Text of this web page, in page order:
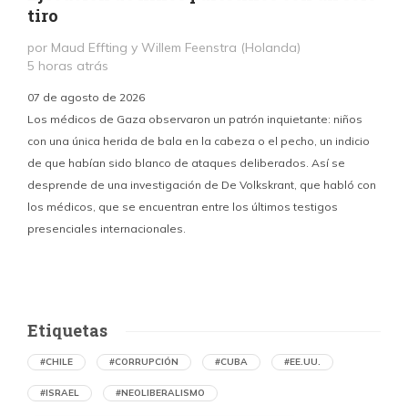
tiro
por Maud Effting y Willem Feenstra (Holanda)
5 horas atrás
07 de agosto de 2026
Los médicos de Gaza observaron un patrón inquietante: niños
con una única herida de bala en la cabeza o el pecho, un indicio
de que habían sido blanco de ataques deliberados. Así se
desprende de una investigación de De Volkskrant, que habló con
los médicos, que se encuentran entre los últimos testigos
presenciales internacionales.
Etiquetas
#CHILE #CORRUPCIÓN #CUBA #EE.UU.
#ISRAEL #NEOLIBERALISMO